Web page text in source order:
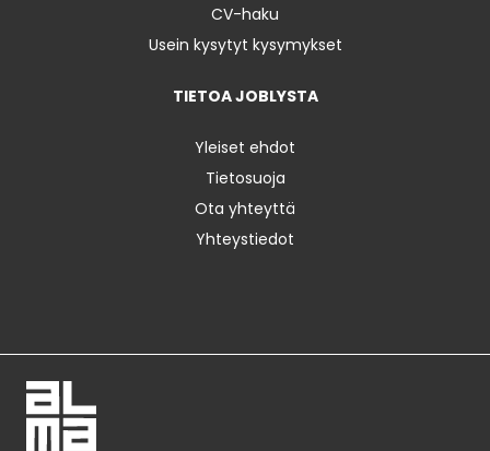
CV-haku
Usein kysytyt kysymykset
TIETOA JOBLYSTA
Yleiset ehdot
Tietosuoja
Ota yhteyttä
Yhteystiedot